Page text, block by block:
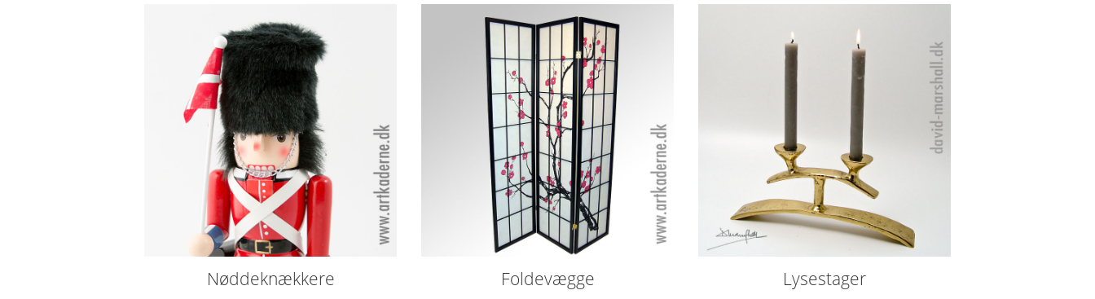
Nøddeknækkere Foldevægge Lysestager